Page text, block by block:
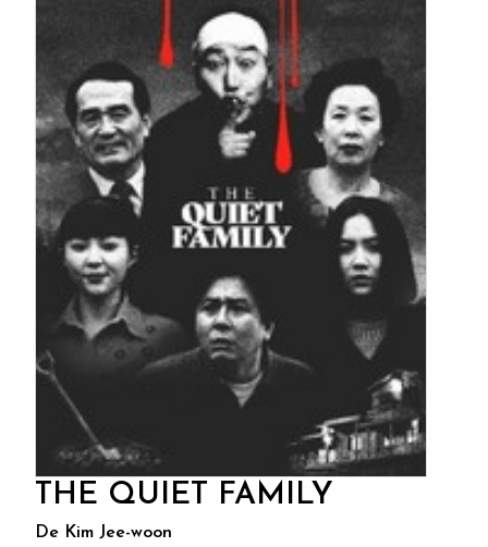
THE QUIET FAMILY
De Kim Jee-woon